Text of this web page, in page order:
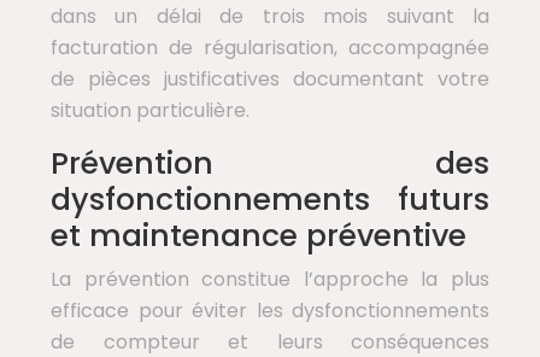
dans un délai de trois mois suivant la
facturation de régularisation, accompagnée
de pièces justificatives documentant votre
situation particulière.
Prévention des
dysfonctionnements futurs
et maintenance préventive
La prévention constitue l’approche la plus
efficace pour éviter les dysfonctionnements
de compteur et leurs conséquences